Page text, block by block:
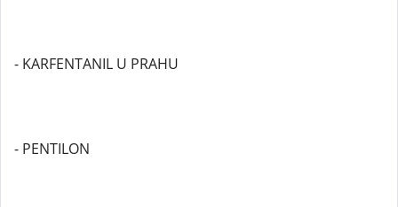
- KARFENTANIL U PRAHU
- PENTILON